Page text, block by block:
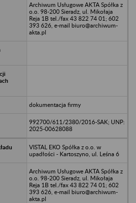
Archiwum Usługowe AKTA Spółka z
o.o. 98-200 Sieradz, ul. Mikołaja
Reja 1B tel./fax 43 822 74 01; 602
393 626, e-mail biuro@archiwum-
akta.pl
dokumentacja firmy
992700/611/2380/2016-SAK; UNP:
2025-00628088
VISTAL EKO Spółka z o.o. w
upadłości - Kartoszyno, ul. Leśna 6
Archiwum Usługowe AKTA Spółka z
o.o. 98-200 Sieradz, ul. Mikołaja
Reja 1B tel./fax 43 822 74 01; 602
393 626, e-mail biuro@archiwum-
akta.pl